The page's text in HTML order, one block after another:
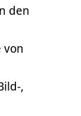
den
von
,